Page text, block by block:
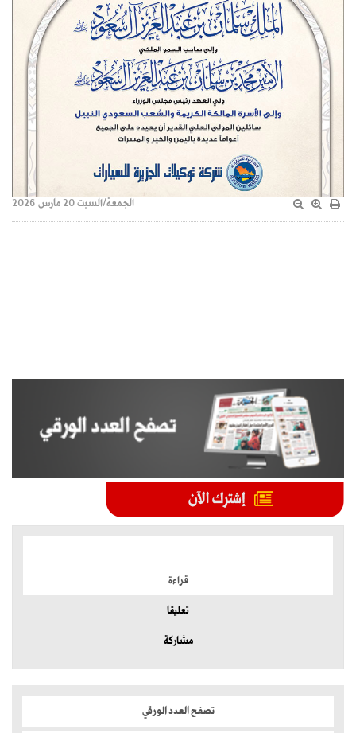
الجمعة/السبت 20 مارس 2026
قراءة
تعليقا
مشاركة
تصفح العدد الورقي